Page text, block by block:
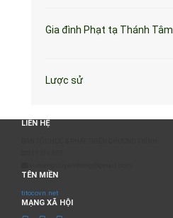
Gia đình Phạt tạ Thánh Tâm
Lược sử
LIÊN HỆ
TÊN MIỀN
titocovn.net
MẠNG XÃ HỘI